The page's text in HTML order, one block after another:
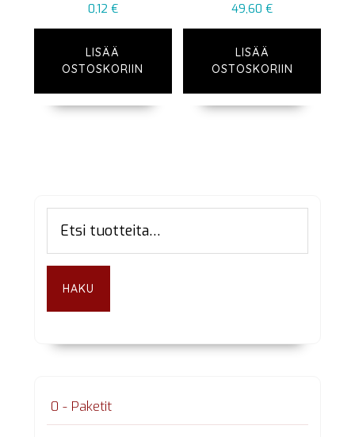
0,12 €
LISÄÄ
OSTOSKORIIN
49,60€
LISÄÄ
OSTOSKORIIN
Ensisijainen
sivupalkki
HAKU
0 - Paketit